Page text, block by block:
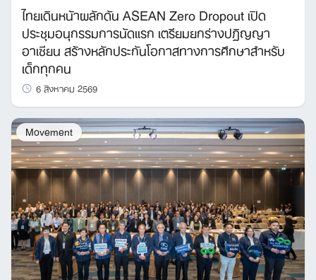
ไทยเดินหน้าผลักดัน ASEAN Zero Dropout เปิด
ประชุมอนุกรรมการนัดแรก เตรียมยกร่างปฏิญญา
อาเซียน สร้างหลักประกันโอกาสทางการศึกษาสำหรับ
เด็กทุกคน
6 สิงหาคม 2569
Movement